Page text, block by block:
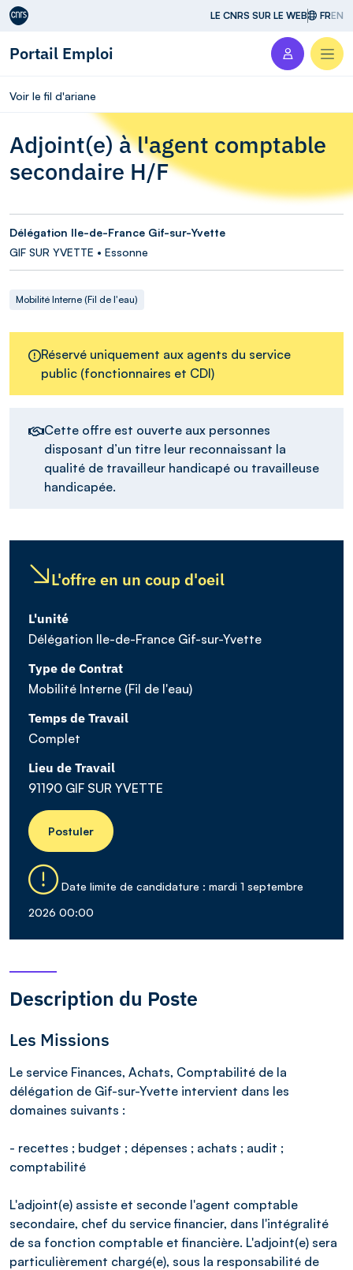
Aller au contenu LE CNRS SUR LE WEB FREN
Portail Emploi
Voir le fil d'ariane
Adjoint(e) à l'agent comptable
secondaire H/F
Délégation Ile-de-France Gif-sur-Yvette
GIF SUR YVETTE • Essonne
Mobilité Interne (Fil de l'eau)
Réservé uniquement aux agents du service
public (fonctionnaires et CDI)
Cette offre est ouverte aux personnes
disposant d’un titre leur reconnaissant la
qualité de travailleur handicapé ou travailleuse
handicapée.
L'offre en un coup d'oeil
L'unité
Délégation Ile-de-France Gif-sur-Yvette
Type de Contrat
Mobilité Interne (Fil de l'eau)
Temps de Travail
Complet
Lieu de Travail
91190 GIF SUR YVETTE
Postuler
Date limite de candidature : mardi 1 septembre
2026 00:00
Description du Poste
Les Missions
Le service Finances, Achats, Comptabilité de la
délégation de Gif-sur-Yvette intervient dans les
domaines suivants :
- recettes ; budget ; dépenses ; achats ; audit ;
comptabilité
L'adjoint(e) assiste et seconde l'agent comptable
secondaire, chef du service financier, dans l'intégralité
de sa fonction comptable et financière. L'adjoint(e) sera
particulièrement chargé(e), sous la responsabilité de